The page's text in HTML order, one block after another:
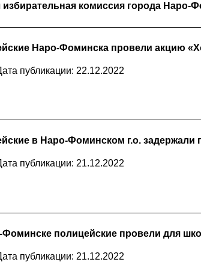
избирательная комиссия города Наро-
Наро-Фоминска провели акцию
публикации: 22.12.2022
в Наро-Фоминском г.о.
публикации: 21.12.2022
Фоминске полицейские провели для
публикации: 21.12.2022